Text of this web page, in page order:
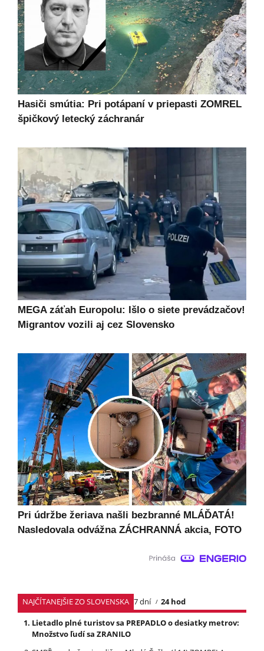
Hasiči smútia: Pri potápaní v priepasti ZOMREL
špičkový letecký záchranár
MEGA záťah Europolu: Išlo o siete prevádzačov!
Migrantov vozili aj cez Slovensko
Pri údržbe žeriava našli bezbranné MLÁĎATÁ!
Nasledovala odvážna ZÁCHRANNÁ akcia, FOTO
NAJČÍTANEJŠIE ZO SLOVENSKA 7 dní
24 hod
Lietadlo plné turistov sa PREPADLO o desiatky metrov:
Množstvo ľudí sa ZRANILO